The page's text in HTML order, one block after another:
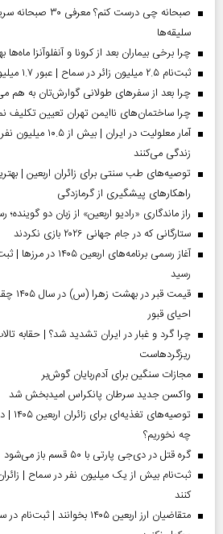
صبحانه چی درست
سلیقه‌ها
چرا برخی بیماران بعد از کرونا و آنفلوآنزا ماه‌ها
ثبت‌نام ۲.۵ میلیون زائر در سماح | عبور ۱.۷ میلیون نفر از مرز‌های اربعین
چرا بعد از سفرهای طولانی گوارش‌تان به هم
چرا ساختمان‌های ناایمن تهران تعیین تکلیف
آمار معلولیت در
زندگی می‌کنند
توصیه‌های طب سنتی برای زائران اربعین |
راهکارهای پیشگیری از گرمازدگی
راز ماندگاری «رادیو اربعین» از زبان دو
ستارگانی که در جام جهانی ۲۰۲۶ بازی نکردند
رسید
قیمت
احیای قبور
چرا گرد و غبار در ایران تشدید شد؟ | حقابه
ریزگردهاست
مجازات سنگین برای آدم‌ربایان گوش‌بر
واکسن جدید سرطان پانکراس امیدبخش شد
چه نخوریم؟
گره قتل در دی‌جی پارتی با ۵۰ قسم باز می‌شود
ثبت‌نام بیش از یک میلیون نفر در سماح |
کنند
متقاضیان ارز اربعین ۱۴۰۵